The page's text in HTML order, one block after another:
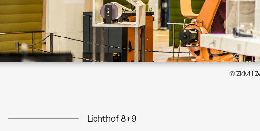
© ZKM |
Lichthof 8+9